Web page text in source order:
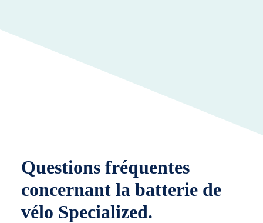
Questions fréquentes
concernant la batterie de
vélo Specialized.